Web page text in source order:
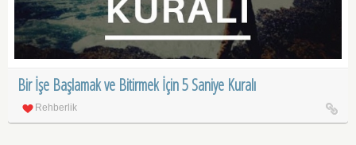
Bir İşe Başlamak ve Bitirmek İçin 5 Saniye Kuralı
Rehberlik